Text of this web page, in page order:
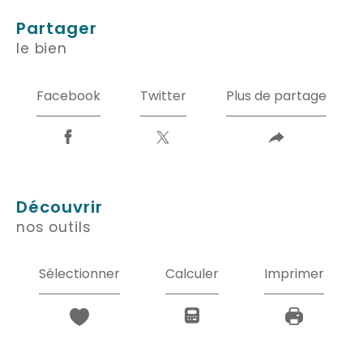
partager
le bien
Facebook Twitter Plus de partage
découvrir
nos outils
Sélectionner Calculer Imprimer